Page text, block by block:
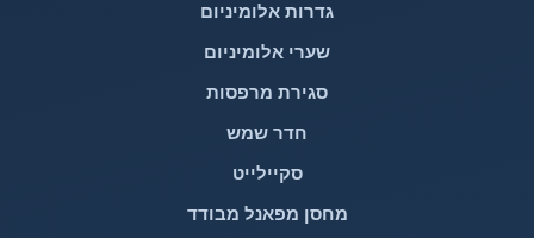
גדרות אלומיניום
שערי אלומיניום
סגירת מרפסות
חדר שמש
סקיילייט
מחסן מפאנל מבודד